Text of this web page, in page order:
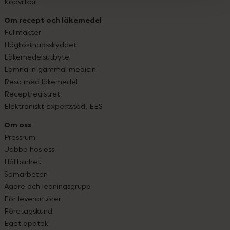
Om recept och läkemedel
Fullmakter
Högkostnadsskyddet
Läkemedelsutbyte
Lämna in gammal medicin
Resa med läkemedel
Receptregistret
Elektroniskt expertstöd, EES
Om oss
Pressrum
Jobba hos oss
Hållbarhet
Samarbeten
Ägare och ledningsgrupp
För leverantörer
Företagskund
Eget apotek